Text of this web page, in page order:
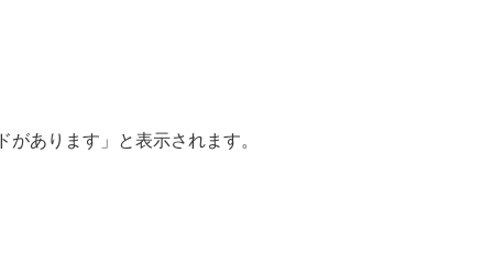
あります」と表示されます。